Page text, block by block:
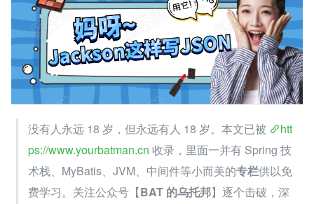
没有人永远 18 岁，但永远有人 18 岁。本文已被
htt
ps://www.yourbatman.cn 收录，里面一并有 Spring 技
术栈、MyBatis、JVM、中间件等小而美的专栏供以免
费学习。关注公众号【BAT 的乌托邦】逐个击破，深